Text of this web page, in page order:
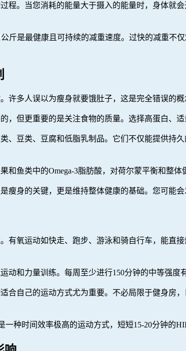
程。当您消耗的能量大于摄入的能量时，身体就
斤是最健康且可持续的减重速度。过快的减重
许多人误以为瘦身就要饿肚子，这是完全错误的
，但更重要的是关注食物的质量。选择高蛋白、
、豆类、豆腐和低脂乳制品。它们不仅能提供持
和鱼类中的Omega-3脂肪酸，对荷尔蒙平衡和整
瘦身的关键，更是维持整体健康的基础。您可能
有氧运动如快走、跑步、游泳和骑自行车，能直
动和力量训练。每周至少进行150分钟的中等强度
合自己的运动方式尤为重要。不必局限于健身房
一种时间效率极高的运动方式，短短15-20分钟的